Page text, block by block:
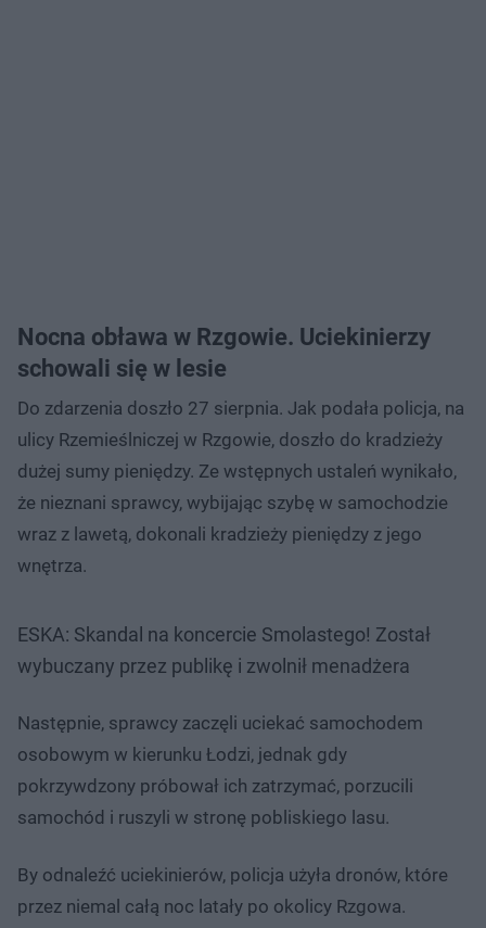
Nocna obława w Rzgowie. Uciekinierzy
schowali się w lesie
Do zdarzenia doszło 27 sierpnia. Jak podała policja, na
ulicy Rzemieślniczej w Rzgowie, doszło do kradzieży
dużej sumy pieniędzy. Ze wstępnych ustaleń wynikało,
że nieznani sprawcy, wybijając szybę w samochodzie
wraz z lawetą, dokonali kradzieży pieniędzy z jego
wnętrza.
ESKA: Skandal na koncercie Smolastego! Został
wybuczany przez publikę i zwolnił menadżera
Następnie, sprawcy zaczęli uciekać samochodem
osobowym w kierunku Łodzi, jednak gdy
pokrzywdzony próbował ich zatrzymać, porzucili
samochód i ruszyli w stronę pobliskiego lasu.
By odnaleźć uciekinierów, policja użyła dronów, które
przez niemal całą noc latały po okolicy Rzgowa.